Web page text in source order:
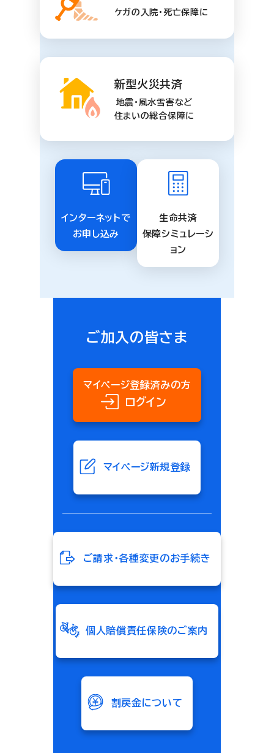
ケガの入院・死亡保障に
新型火災共済
地震・風水雪害など
住まいの総合保障に
インターネットで
お申し込み
生命共済
保障シミュレーシ
ョン
ご加入の皆さま
マイページ登録済みの方
ログイン
マイページ新規登録
ご請求・各種変更のお手続き
個人賠償責任保険のご案内
割戻金について